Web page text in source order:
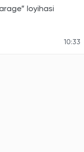
loyihasi
10:33